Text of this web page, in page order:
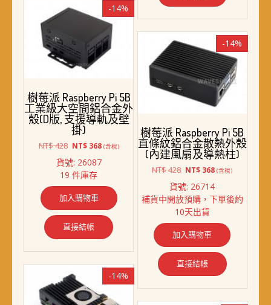
-14%
樹莓派 Raspberry Pi 5B
工業級大空間鋁合金外
殼(D版, 支援導軌及壁
掛)
NT$428 原
價
格：
NT$ 428。
NT$368目
NT$ 368。
(含稅)
貨號: 26087
19 件庫存
加入購物車
直接結帳
-14%
樹莓派 Raspberry Pi 5B
直條紋鋁合金散熱外殼
(內建風扇及導熱柱)
NT$428 原
價
格：
NT$ 428。
NT$ 368目
價
格：
(含稅)
貨號: 26714
補貨中開放預購，下單後約
10天出貨
加入購物車
直接結帳
-14%